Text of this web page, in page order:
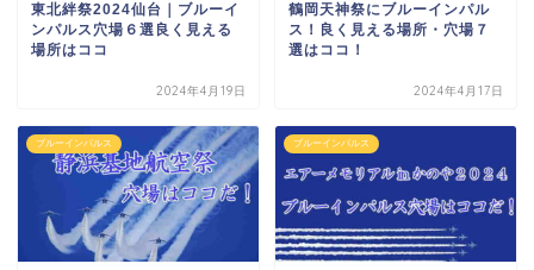
東北絆祭2024仙台｜ブルーイ
ンパルス穴場６選良く見える
場所はココ
2024年4月19日
鶴岡天神祭にブルーインパル
ス！良く見える場所・穴場７
選はココ！
2024年4月17日
ブルーインパルス ブルーインパルス